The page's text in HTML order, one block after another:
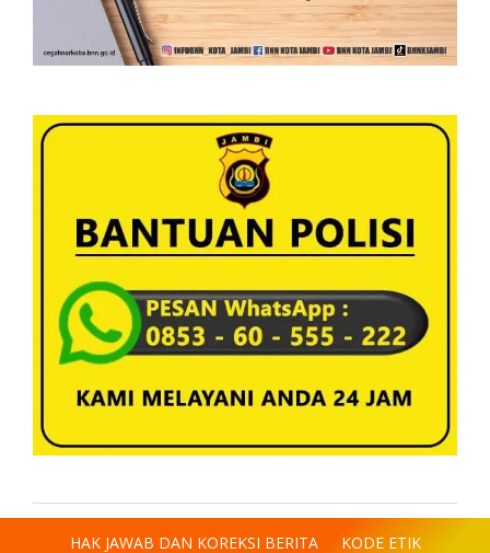
HAK JAWAB DAN KOREKSI BERITA KODE ETIK